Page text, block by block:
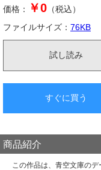
価格： ￥0 （税込）
ファイルサイズ： 76KB
試し読み
すぐに買う
商品紹介
この作品は、青空文庫のデ